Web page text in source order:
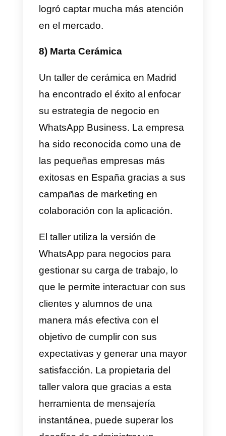
participando en el concurso. El
embajador de Pringles en redes
sociales con una entrada
mensual de 1000 euros. Esta
campaña demostró cómo
WhatsApp Marketing puede ser
utilizado para involucrar a los
clientes en concursos divertidos
emocionantes, al mismo tiempo
que fortalece la conexión de la
marca con su público.
6) Rent a Predator – Adidas
En el 2020, Adidas ideó una
campaña para ayudar a los
equipos de fútbol de Londres con
una plantilla inestable. La
campaña, llamada “Rent a
Predator”, permitía a los
jugadores solicitar un reemplazo